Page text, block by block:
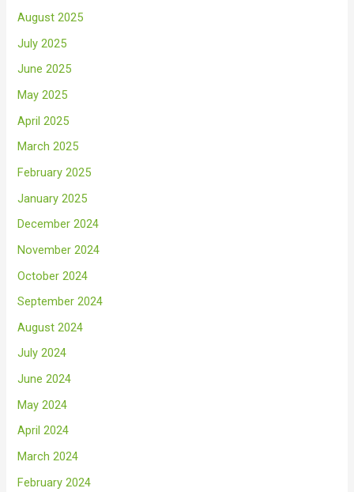
August 2025
July 2025
June 2025
May 2025
April 2025
March 2025
February 2025
January 2025
December 2024
November 2024
October 2024
September 2024
August 2024
July 2024
June 2024
May 2024
April 2024
March 2024
February 2024